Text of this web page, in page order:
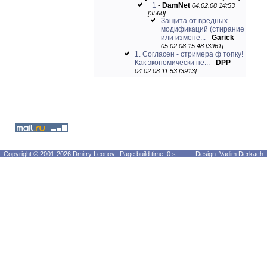
+1 - DamNet 04.02.08 14:53
[3560]
Защита от вредных
модификаций (стирание
или измене... - Garick
05.02.08 15:48 [3961]
1. Согласен - стримера ф топку!
Как экономически не... - DPP
04.02.08 11:53 [3913]
Copyright © 2001-2026 Dmitry Leonov Page build time: 0 s Design: Vadim Derkach